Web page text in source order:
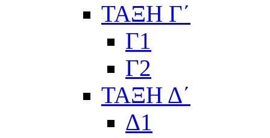
ΤΑΞΗ Γ΄
Γ1
Γ2
ΤΑΞΗ Δ΄
Δ1